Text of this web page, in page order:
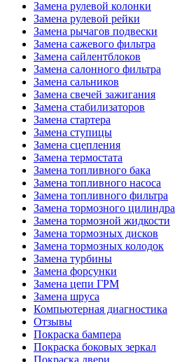
Замена рулевой колонки
Замена рулевой рейки
Замена рычагов подвески
Замена сажевого фильтра
Замена сайлентблоков
Замена салонного фильтра
Замена сальников
Замена свечей зажигания
Замена стабилизаторов
Замена стартера
Замена ступицы
Замена сцепления
Замена термостата
Замена топливного бака
Замена топливного насоса
Замена топливного фильтра
Замена тормозного цилиндра
Замена тормозной жидкости
Замена тормозных дисков
Замена тормозных колодок
Замена турбины
Замена форсунки
Замена цепи ГРМ
Замена шруса
Компьютерная диагностика
Отзывы
Покраска бампера
Покраска боковых зеркал